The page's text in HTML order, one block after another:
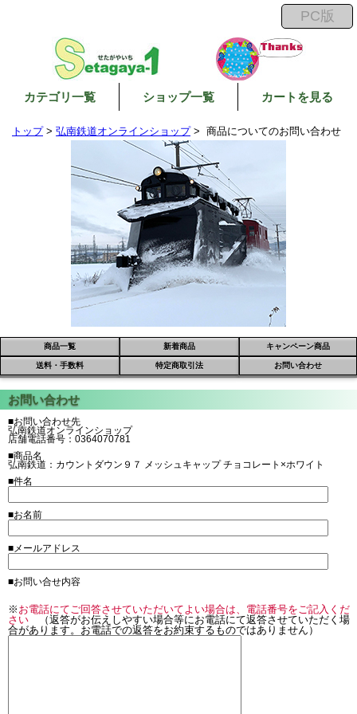
カテゴリ一覧 ショップ一覧 カートを見る
トップ> 弘南鉄道オンラインショップ> 商品についてのお問い合わせ
商品一覧 新着商品 キャンペーン商品
送料・手数料 特定商取引法 お問い合わせ
■お問い合わせ先
弘南鉄道オンラインショップ
店舗電話番号：0364070781
■商品名
弘南鉄道：カウントダウン９７ メッシュキャップ チョコレート×ホワイト
■件名
■お名前
■メールアドレス
■お問い合せ内容
※ お電話にてご回答させていただいてよい場合は、電話番号をご記入くだ
さい （返答がお伝えしやすい場合等にお電話にて返答させていただく場
合があります。お電話での返答をお約束するものではありません）